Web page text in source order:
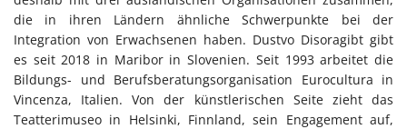
die in ihren Ländern ähnliche Schwerpunkte bei der
Integration von Erwachsenen haben. Dustvo Disoragibt gibt
es seit 2018 in Maribor in Slovenien. Seit 1993 arbeitet die
Bildungs- und Berufsberatungsorganisation Eurocultura in
Vincenza, Italien. Von der künstlerischen Seite zieht das
Teatterimuseo in Helsinki, Finnland, sein Engagement auf,